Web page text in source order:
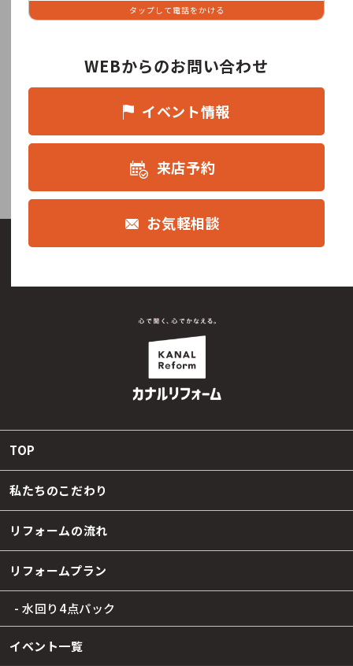
タップして電話をかける
WEBからのお問い合わせ
イベント情報
来店予約
お気軽相談
TOP
私たちのこだわり
リフォームの流れ
リフォームプラン
- 水回り4点パック
イベント一覧